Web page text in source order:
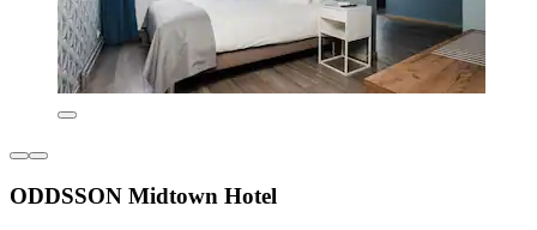
ODDSSON Midtown Hotel